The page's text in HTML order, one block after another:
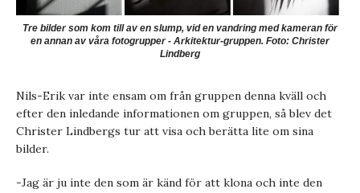
Tre bilder som kom till av en slump, vid en vandring med kameran för
en annan av våra fotogrupper - Arkitektur-gruppen. Foto: Christer
Lindberg
Nils-Erik var inte ensam om från gruppen denna kväll och
efter den inledande informationen om gruppen, så blev det
Christer Lindbergs tur att visa och berätta lite om sina
bilder.
-Jag är ju inte den som är känd för att klona och inte den